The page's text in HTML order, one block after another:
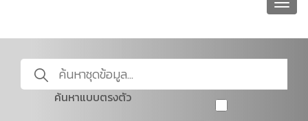
ค้นหาแบบตรงตัว